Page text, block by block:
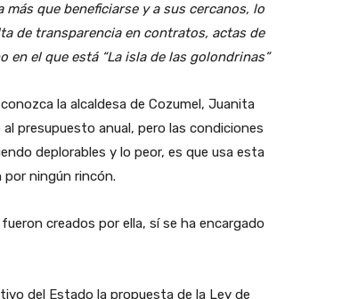
que beneficiarse y a sus cercanos, lo
de transparencia en contratos, actas de
el que está “La isla de las golondrinas”
la alcaldesa de Cozumel, Juanita
presupuesto anual, pero las condiciones
deplorables y lo peor, es que usa esta
por ningún rincón.
creados por ella, sí se ha encargado
del Estado la propuesta de la Ley de